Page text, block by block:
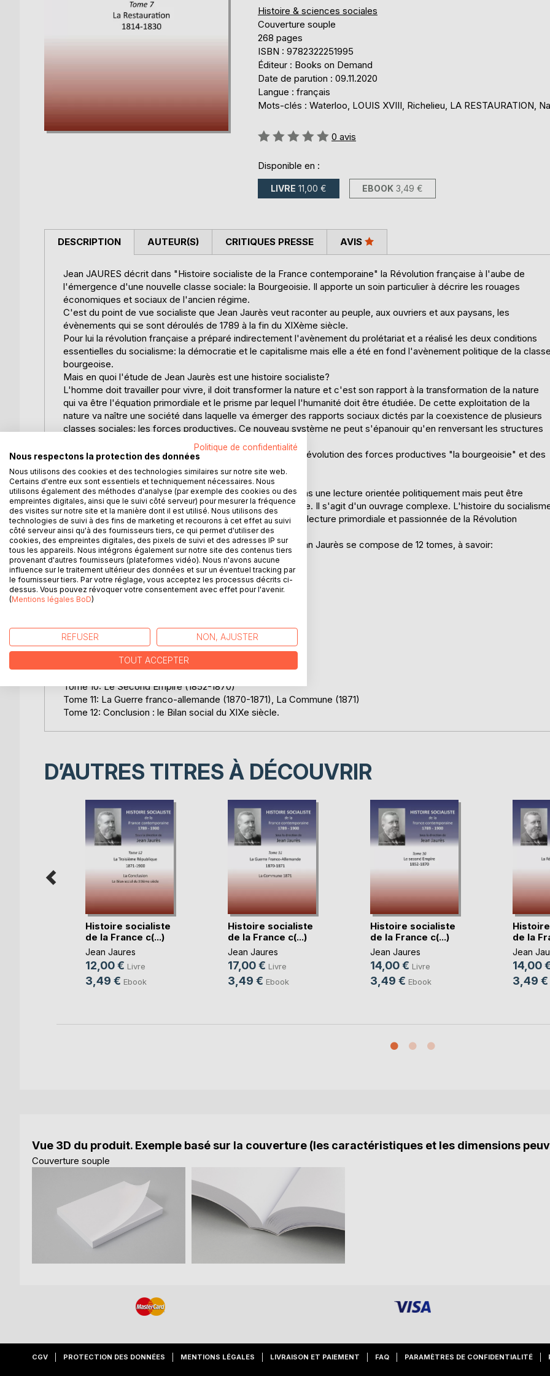
Histoire & sciences sociales
Couverture souple
268 pages
ISBN : 9782322251995
Éditeur : Books on Demand
Date de parution : 09.11.2020
Langue : français
Mots-clés : Waterloo, LOUIS XVIII, Richelieu, LA RESTAURATION,
Évaluation:
0 avis
Disponible en :
LIVRE 11,00 € EBOOK 3,49 €
DESCRIPTION
Jean JAURES décrit dans "Histoire socialiste de la France contemporaine" la Révolution française à l'aube de
l'émergence d'une nouvelle classe sociale: la Bourgeoisie. Il apporte un soin particulier à décrire les rouages
économiques et sociaux de l'ancien régime.
C'est du point de vue socialiste que Jean Jaurès veut raconter au peuple, aux ouvriers et aux paysans, les
évènements qui se sont déroulés de 1789 à la fin du XIXème siècle.
Pour lui la révolution française a préparé indirectement l'avènement du prolétariat et a réalisé les deux conditions
essentielles du socialisme: la démocratie et le capitalisme mais elle a été en fond l'avènement politique de la
bourgeoise.
Mais en quoi l'étude de Jean Jaurès est une histoire socialiste?
L'homme doit travailler pour vivre, il doit transformer la nature et c'est son rapport à la transformation de la nature
qui va être l'équation primordiale et le prisme par lequel l'humanité doit être étudiée. De cette exploitation de la
nature va naître une société dans laquelle va émerger des rapports sociaux dictés par la coexistence de plusieurs
classes sociales: les forces productives. Ce nouveau système ne peut s'épanouir qu'en renversant les structures
La révolution française est née des contradictions entre l'évolution des forces productives "la bourgeoisie" et des
structures politiques héritées de la noblesse féodale.
Il ne faut pas se méprendre "L'histoire socialiste" n'est pas une lecture orientée politiquement mais peut être
aperçu comme une interprétation économique de l'histoire. Il s'agit d'un ouvrage complexe. L'histoire du
demande du temps et de la concentration mais c'est une lecture primordiale et passionnée de la Révolution
française.
L'Histoire socialiste de 1789-1900 sous la direction de Jean Jaurès se compose de 12 tomes, à savoir:
Tome 1: Introduction, La Constituante (1789-1791)
Tome 2: La Législative (1791-1792)
Tome 3: La Convention I (1792)
Tome 6: Consulat et Empire (1799-1815)
Tome 7: La Restauration (1815-1830)
Tome 8: Le règne de Louis Philippe (1830-1848)
Tome 9: La République de 1848 (1848-1852)
Tome 10: Le Second Empire (1852-1870)
Tome 11: La Guerre franco-allemande (1870-1871), La Commune (1871)
Tome 12: Conclusion : le Bilan social du XIXe siècle.
AUTEUR(S) CRITIQUES PRESSE AVIS
D’AUTRES TITRES À DÉCOUVRIR
Histoire socialiste
de la France c(...)
Jean Jaures
12,00 € Livre
3,49 € Ebook
Histoire socialiste
de la France c(...)
Jean Jaures
17,00 € Livre
3,49 € Ebook
Histoire socialiste
de la France c(...)
Jean Jaures
14,00 € Livre
3,49 € Ebook
de la
Jean
14,00
3,49 €
Vue 3D du produit. Exemple basé sur la couverture (les caractéristiques et les dimensions
Couverture souple
CGV PROTECTION DES DONNÉES MENTIONS LÉGALES LIVRAISON ET PAIEMENT FAQ PARAMÈTRES DE CONFIDENTIALITÉ
Politique de confidentialité
Nous respectons la protection des données
Nous utilisons des cookies et des technologies similaires sur notre site web.
Certains d'entre eux sont essentiels et techniquement nécessaires. Nous
utilisons également des méthodes d'analyse (par exemple des cookies ou des
empreintes digitales, ainsi que le suivi côté serveur) pour mesurer la fréquence
des visites sur notre site et la manière dont il est utilisé. Nous utilisons des
technologies de suivi à des fins de marketing et recourons à cet effet au suivi
côté serveur ainsi qu'à des fournisseurs tiers, ce qui permet d'utiliser des
cookies, des empreintes digitales, des pixels de suivi et des adresses IP sur
tous les appareils. Nous intégrons également sur notre site des contenus tiers
provenant d'autres fournisseurs (plateformes vidéo). Nous n'avons aucune
influence sur le traitement ultérieur des données et sur un éventuel tracking par
le fournisseur tiers. Par votre réglage, vous acceptez les processus décrits ci-
dessus. Vous pouvez révoquer votre consentement avec effet pour l'avenir.
(Mentions légales BoD)
REFUSER NON, AJUSTER
TOUT ACCEPTER